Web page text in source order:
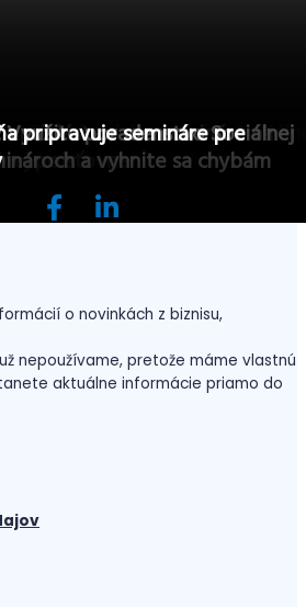
Poradenské semináre
1625 zamestnávateľov
prihláste sa na semináre na
poisťovne
poradenstvo Sociálnej
a vyhnite sa chybám
pripravuje semináre pre
o novinkách z biznisu,
nepoužívame, pretože máme vlastnú
aktuálne informácie priamo do